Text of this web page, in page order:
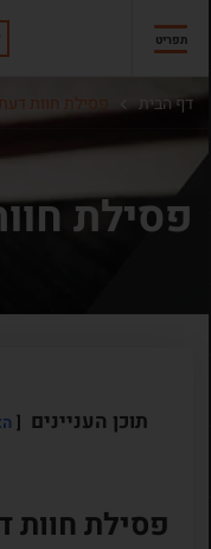
תפריט
דף הבית פסילת חוות
פסילת
תוכן העניינים
פסילת חוות